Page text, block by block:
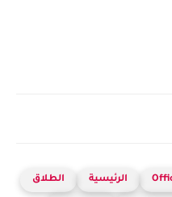
الرئيسية الطلاق